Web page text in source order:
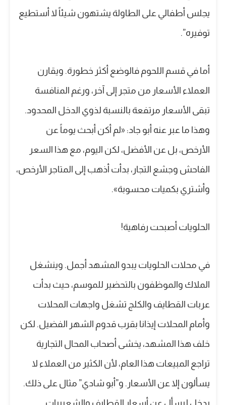
يجلس أطفالي على الطاولة يشتهون شيئاً لا أستطيع
توفيره”.
أما في قسم اللحوم فالوضع أكثر خطورة. ويقارن
العملاء الأسعار من متجر إلى آخر، ورغم المنافسة
تبقى الأسعار مرتفعة بالنسبة لذوي الدخل المحدود.
وهذا ما عبر عنه أبو جاد: «لم أكن أبحث يوماً عن
الأرخص، بل عن الأفضل، لكن اليوم، مع هذا السعر
الفاحش وجشع التجار، بدأت أذهب إلى المتاجر الأرخص،
وأشتري بكميات محسوبة».
الحلويات أصبحت رفاهية!
في محلات الحلويات يبدو المشهد أجمل. وينشغل
الملاك والموظفون بالتحضير للموسم، حيث بدأت
عربات القطايف والكلج تشغل واجهات المحلات
وأمام المحلات إيذانا بقرب قدوم الشهر الفضيل. لكن
خلف هذا المشهد، يخشى أصحاب المحال التجارية
تراجع المبيعات هذا العام، لأن الكثير من العملاء لا
يسألون إلا عن الأسعار. و”أبو شادي” مثال على ذلك.
يدخل ليسأل عن أسعار القطايف والشعيبيات